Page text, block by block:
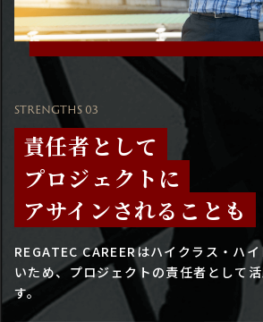
STRENGTHS 03
責任者として
プロジェクトに
アサインされることも
REGATEC CAREERはハイクラス・ハ
いため、プロジェクトの責任者として
す。